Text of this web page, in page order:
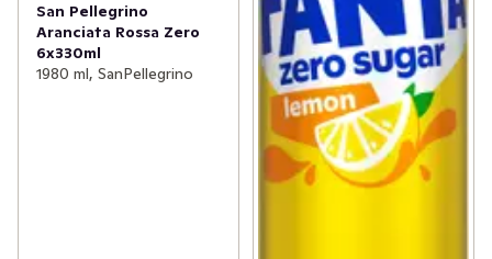
San Pellegrino
Aranciata Rossa Zero
6x330ml
1980 ml, SanPellegrino